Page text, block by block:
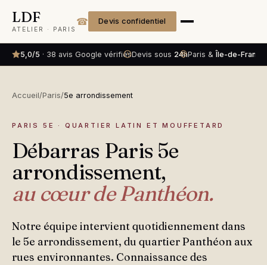
LDF
ATELIER · PARIS
☎ Devis confidentiel
5,0/5 · 38 avis Google vérifiésDevis sous 24hParis & Île-de-France
Accueil/Paris/5e arrondissement
PARIS 5E · QUARTIER LATIN ET MOUFFETARD
Débarras Paris 5e
arrondissement,
au cœur de Panthéon.
Notre équipe intervient quotidiennement dans
le 5e arrondissement, du quartier Panthéon aux
rues environnantes. Connaissance des